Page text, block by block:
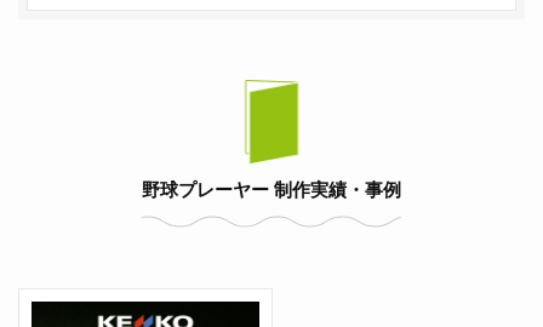
野球プレーヤー 制作実績・事例